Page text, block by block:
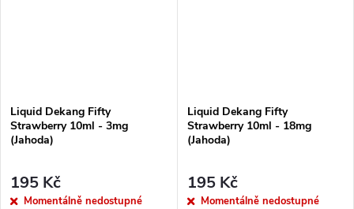
Liquid Dekang Fifty
Strawberry 10ml - 3mg
(Jahoda)
195 Kč
Momentálně nedostupné
Liquid Dekang Fifty
Strawberry 10ml - 18mg
(Jahoda)
195 Kč
Momentálně nedostupné